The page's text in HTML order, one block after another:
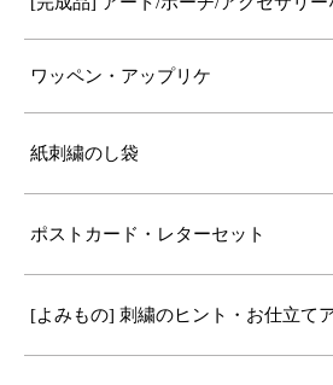
ワッペン・アップリケ
紙刺繍のし袋
ポストカード・レターセット
[よみもの] 刺繍のヒント・お仕立て